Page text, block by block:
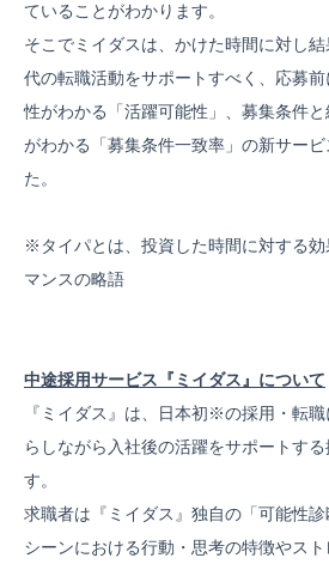
ていることがわかります。
そこでミイダスは、かけた時間に対し
代の転職活動をサポートすべく、応募
性がわかる「活躍可能性」、募集条件
がわかる「募集条件一致率」の新サー
た。
※タイパとは、投資した時間に対する
マンスの略語
中途採用サービス『ミイダス』について
『ミイダス』は、日本初※の採用・転
らしながら入社後の活躍をサポートす
す。
求職者は『ミイダス』独自の「可能性
シーンにおける行動・思考の特徴やス